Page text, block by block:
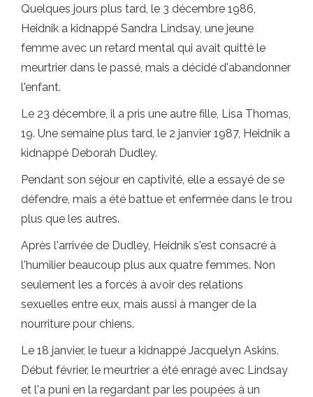
Quelques jours plus tard, le 3 décembre 1986,
Heidnik a kidnappé Sandra Lindsay, une jeune
femme avec un retard mental qui avait quitté le
meurtrier dans le passé, mais a décidé d'abandonner
l'enfant.
Le 23 décembre, il a pris une autre fille, Lisa Thomas,
19. Une semaine plus tard, le 2 janvier 1987, Heidnik a
kidnappé Deborah Dudley.
Pendant son séjour en captivité, elle a essayé de se
défendre, mais a été battue et enfermée dans le trou
plus que les autres.
Après l'arrivée de Dudley, Heidnik s'est consacré à
l'humilier beaucoup plus aux quatre femmes. Non
seulement les a forcés à avoir des relations
sexuelles entre eux, mais aussi à manger de la
nourriture pour chiens.
Le 18 janvier, le tueur a kidnappé Jacquelyn Askins.
Début février, le meurtrier a été enragé avec Lindsay
et l'a puni en la regardant par les poupées à un